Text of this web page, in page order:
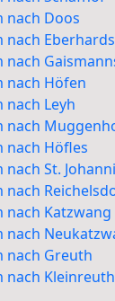
nach Doos
nach
nach
nach Höfen
nach Leyh
nach
nach Höfles
St.
nach
nach Katzwang
nach
nach Greuth
nach